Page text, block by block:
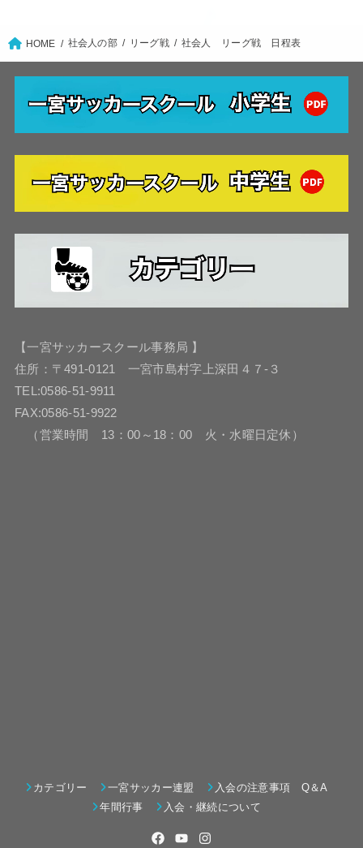
HOME 社会人の部 リーグ戦 社会人 リーグ戦 日程表
【一宮サッカースクール事務局 】
住所：〒491-0121 一宮市島村字上深田４７-３
TEL:0586-51-9911
FAX:0586-51-9922
（営業時間 13：00～18：00 火・水曜日定休）
カテゴリー 一宮サッカー連盟
入会の注意事項 Q＆A
年間行事
入会・継続について